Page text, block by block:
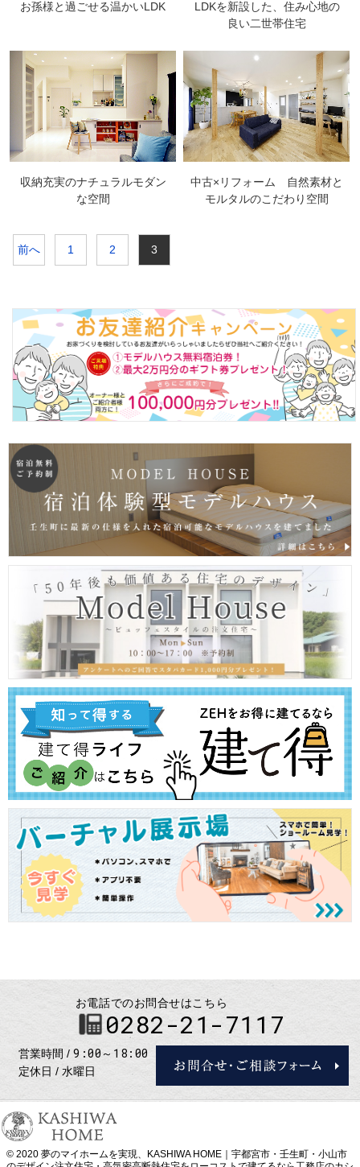
お孫様と過ごせる温かいLDK
LDKを新設した、住み心地の
良い二世帯住宅
収納充実のナチュラルモダン
な空間
中古×リフォーム 自然素材と
モルタルのこだわり空間
前へ 1 2 3
お電話でのお問合せはこちら
0282-21-7117
営業時間 9:00～18:00
定休日 水曜日
© 2020 夢のマイホームを実現、
KASHIWA HOME｜宇都宮市・壬生町・小山市